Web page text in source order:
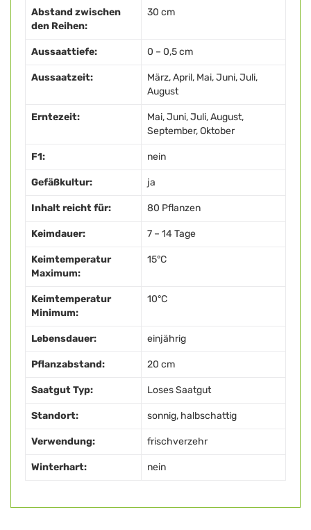
Abstand zwischen
den Reihen:
30 cm
Aussaattiefe: 0 – 0,5 cm
Aussaatzeit:
März, April, Mai, Juni, Juli,
August
Erntezeit:
Mai, Juni, Juli, August,
September, Oktober
F1: nein
Gefäßkultur: ja
Inhalt reicht für: 80 Pflanzen
Keimdauer: 7 – 14 Tage
Keimtemperatur
Maximum:
15°C
Keimtemperatur
Minimum:
10°C
Lebensdauer: einjährig
Pflanzabstand: 20 cm
Saatgut Typ: Loses Saatgut
Standort: sonnig, halbschattig
Verwendung: frischverzehr
Winterhart: nein